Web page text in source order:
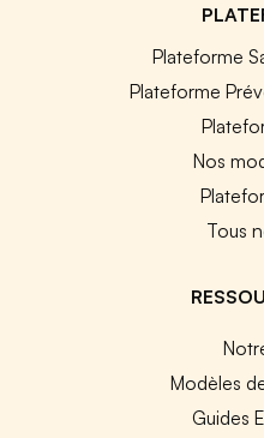
Plateforme
Plateforme
Nos
Tous
Modèles
Guides